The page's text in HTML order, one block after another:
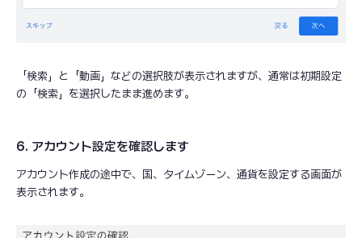
「検索」と「動画」などの選択肢が表示されますが、通常は初期設定
の「検索」を選択したまま進めます。
6. アカウント設定を確認します
アカウント作成の途中で、国、タイムゾーン、通貨を設定する画面が
表示されます。